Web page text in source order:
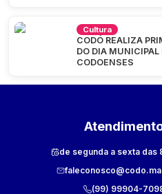
Cultura
CODÓ REALIZA
DO DIA MUNICIPAL
CODOENSES
de segunda a sexta das
(99) 99904-